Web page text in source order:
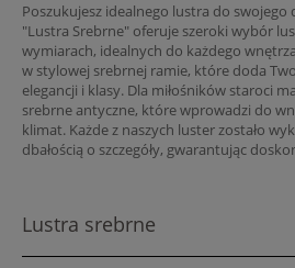
Poszukujesz idealnego lustra do swojego
"Lustra Srebrne" oferuje szeroki wybór
wymiarach, idealnych do każdego
w stylowej srebrnej ramie, które doda
elegancji i klasy. Dla miłośników staroci
srebrne antyczne, które wprowadzi do
klimat. Każde z naszych luster zostało
dbałością o szczegóły, gwarantując
Lustra srebrne